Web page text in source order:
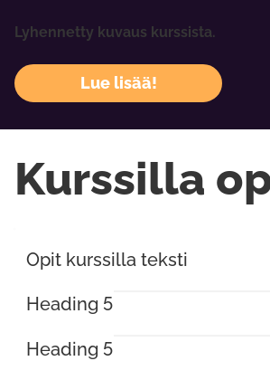
Lyhennetty kuvaus kurssista.
Lue lisää!
Kurssilla
Opit kurssilla teksti
Heading 5
Heading 5